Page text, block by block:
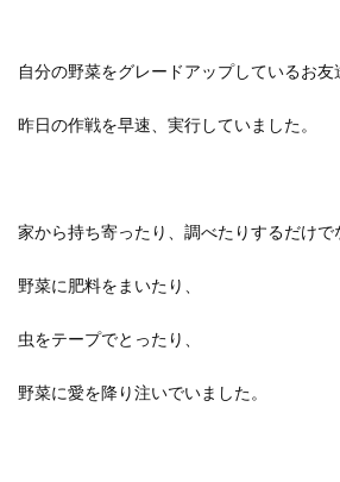
自分の野菜をグレードアップしているお友
昨日の作戦を早速、実行していました。
家から持ち寄ったり、調べたりするだけで
野菜に肥料をまいたり、
虫をテープでとったり、
野菜に愛を降り注いでいました。